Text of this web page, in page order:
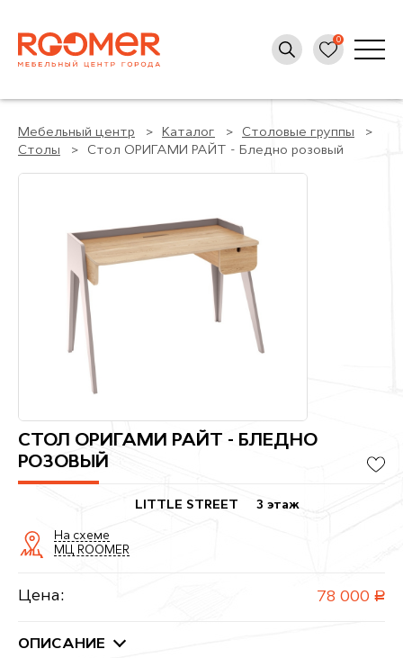
Мебельный центр Каталог
Столовые группы
Столы
Стол ОРИГАМИ РАЙТ - Бледно розовый
СТОЛ ОРИГАМИ РАЙТ - БЛЕДНО
РОЗОВЫЙ
LITTLE STREET 3 этаж
На схеме
МЦ ROOMER
Цена: 78 000 руб.
ОПИСАНИЕ